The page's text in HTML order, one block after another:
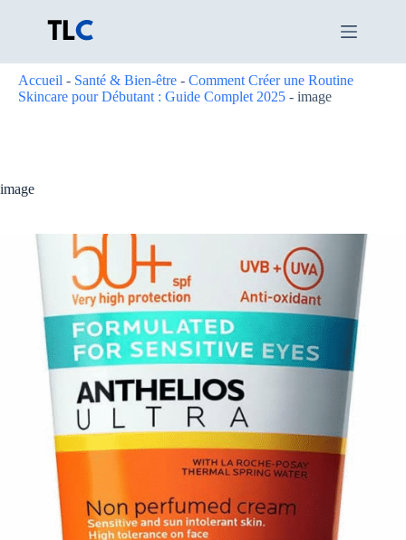
Accueil - Santé & Bien-être - Comment Créer une Routine
Skincare pour Débutant : Guide Complet 2025 - image
image